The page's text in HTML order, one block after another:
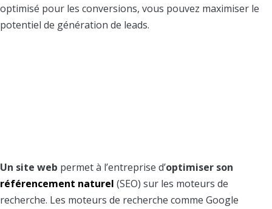
optimisé pour les conversions, vous pouvez maximiser le
potentiel de génération de leads.
Un site web permet à l’entreprise d’optimiser son
référencement naturel (SEO) sur les moteurs de
recherche. Les moteurs de recherche comme Google